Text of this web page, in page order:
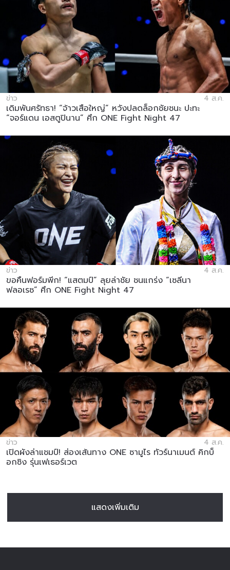
ข่าว 4 ส.ค.
เดิมพันศรัทธา! “จ้าวเสือใหญ่” หวังปลดล็อกชัยชนะ ปะทะ
“จอร์แดน เอสตูปินาน” ศึก ONE Fight Night 47
ข่าว 4 ส.ค.
ขอคืนฟอร์มพีก! “แสตมป์” ลุยล่าชัย ชนแกร่ง “เซลีนา
ฟลอเรซ” ศึก ONE Fight Night 47
ข่าว 4 ส.ค.
เปิดผังล่าแชมป์! ส่องเส้นทาง ONE ซามูไร ทัวร์นาเมนต์ คิกบ็
อกซิง รุ่นเฟเธอร์เวต
แสดงเพิ่มเติม